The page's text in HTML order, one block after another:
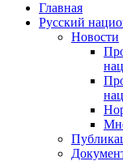
Главная
Русский
Новости